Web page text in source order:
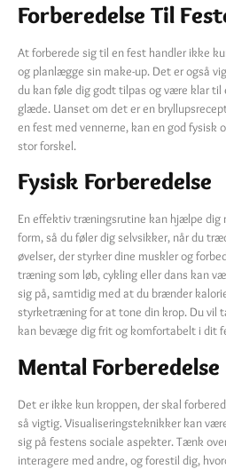
Forberedelse Til
At forberede sig til en fest handler ikke
og planlægge sin make-up. Det er også
du kan føle dig godt tilpas og være klar til
glæde. Uanset om det er en
en fest med vennerne, kan en god fysisk
stor forskel.
Fysisk Forberedelse
En effektiv træningsrutine kan hjælpe dig
form, så du føler dig selvsikker, når du
øvelser, der styrker dine muskler og
træning som løb, cykling eller dans kan
sig på, samtidig med at du brænder
styrketræning for at tone din krop. Du vil
kan bevæge dig frit og komfortabelt i dit
Mental Forberedelse
Det er ikke kun kroppen, der skal
så vigtig. Visualiseringsteknikker kan
sig på festens sociale aspekter. Tænk
interagere med andre, og forestil dig,